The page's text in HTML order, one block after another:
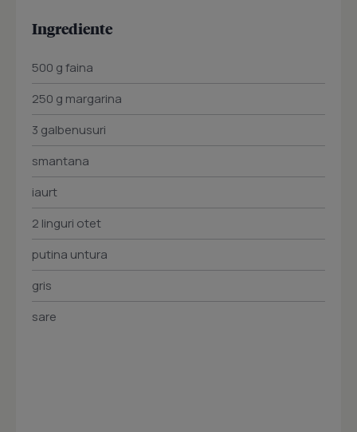
Ingrediente
500 g faina
250 g margarina
3 galbenusuri
smantana
iaurt
2 linguri otet
putina untura
gris
sare